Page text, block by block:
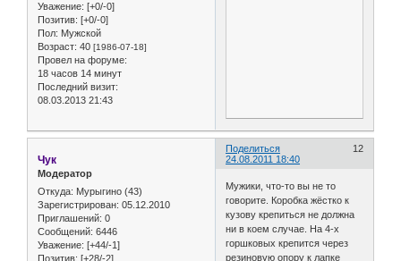
Уважение: [+0/-0]
Позитив: [+0/-0]
Пол: Мужской
Возраст: 40 [1986-07-18]
Провел на форуме:
18 часов 14 минут
Последний визит:
08.03.2013 21:43
Поделиться
12
24.08.2011 18:40
Чук
Модератор
Откуда: Мурыгино (43)
Зарегистрирован: 05.12.2010
Приглашений: 0
Сообщений: 6446
Уважение: [+44/-1]
Позитив: [+28/-2]
Мужики, что-то вы не то
говорите. Коробка жёстко к
кузову крепиться не должна
ни в коем случае. На 4-х
горшковых крепится через
резиновую опору к лапке